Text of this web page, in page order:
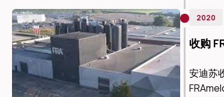
2020
收购
安迪苏